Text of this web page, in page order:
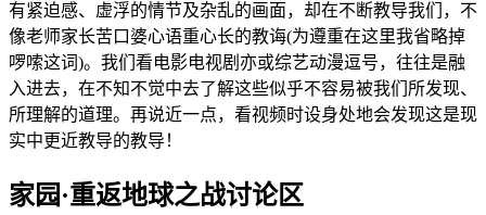
有紧迫感、虚浮的情节及杂乱的画面，却在不断教导我们，不
像老师家长苦口婆心语重心长的教诲(为遵重在这里我省略掉
啰嗦这词)。我们看电影电视剧亦或综艺动漫逗号，往往是融
入进去，在不知不觉中去了解这些似乎不容易被我们所发现、
所理解的道理。再说近一点，看视频时设身处地会发现这是现
实中更近教导的教导！
家园·重返地球之战讨论区